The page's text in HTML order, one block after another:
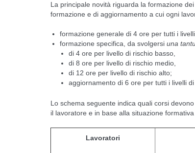
La principale novità riguarda la formazione
formazione e di aggiornamento a cui ogni
formazione generale di 4 ore per tutti i
formazione specifica, da svolgersi una
di 4 ore per livello di rischio basso,
di 8 ore per livello di rischio medio,
di 12 ore per livello di rischio alto;
aggiornamento di 6 ore per tutti i livelli
Lo schema seguente indica quali corsi
il lavoratore e in base alla situazione
Lavoratori